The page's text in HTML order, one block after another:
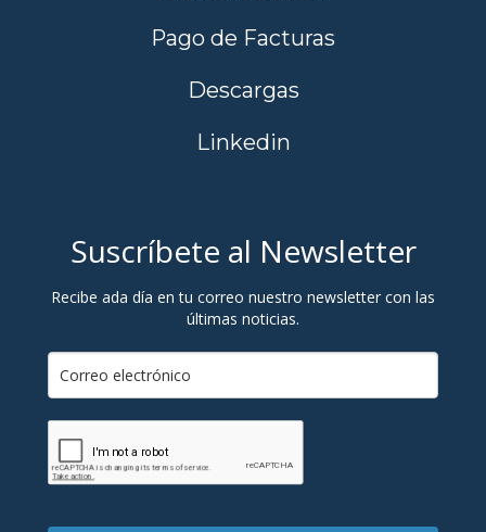
Pago de Facturas
Descargas
Linkedin
Suscríbete al Newsletter
Recibe ada día en tu correo nuestro newsletter con las
últimas noticias.